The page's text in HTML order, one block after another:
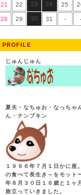
21 22 23 24 25
28 29 30 31 - -
PROFILE
じゅんじゅん
夏夫・なちゅお・なっちゃ
ん・ナンプキン
１９９６年７月１日かに座
の食べて長生き～をモット
年８月３０日１６歳と１ヶ
旅立っていきました。